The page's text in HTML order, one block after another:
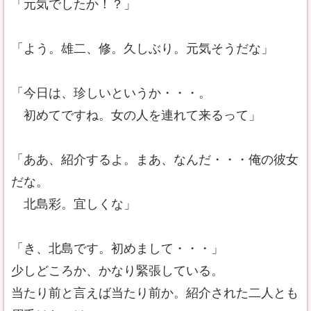
「元気でしたか！？」
「よう。雄二、修。久しぶり。元気そうだな」
「今日は、珍しいというか・・・。
初めてですね。女の人を連れて来るって」
「ああ、紹介するよ。まあ、なんだ・・・俺の彼女
だな。
北島彩。宜しくな」
「き、北島です。初めまして・・・」
少しどころか、かなり緊張している。
当たり前と言えば当たり前か。紹介された二人とも